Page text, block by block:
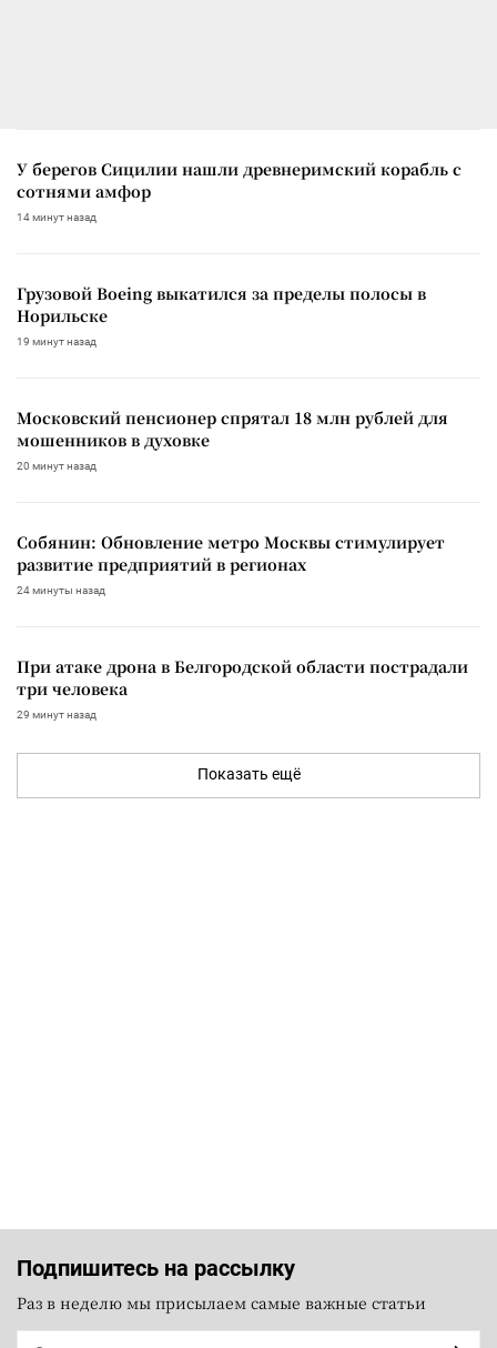
У берегов Сицилии нашли древнеримский корабль с
сотнями амфор
14 минут назад
Грузовой Boeing выкатился за пределы полосы в
Норильске
19 минут назад
Московский пенсионер спрятал 18 млн рублей для
мошенников в духовке
20 минут назад
Собянин: Обновление метро Москвы стимулирует
развитие предприятий в регионах
24 минуты назад
При атаке дрона в Белгородской области пострадали
три человека
29 минут назад
Показать ещё
Подпишитесь на рассылку
Раз в неделю мы присылаем самые важные статьи